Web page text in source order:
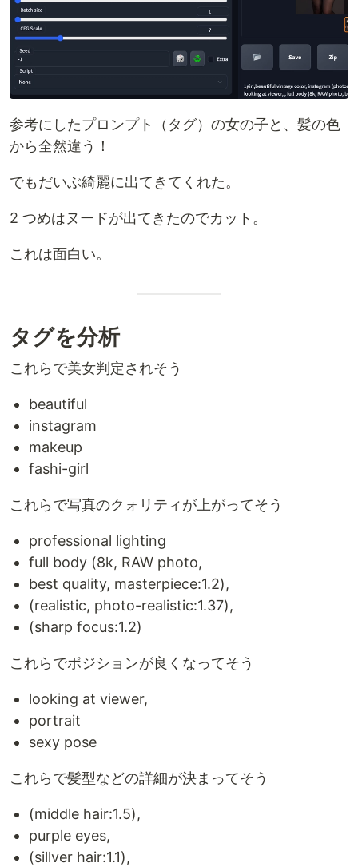
参考にしたプロンプト（タグ）の女の子と、髪の色
から全然違う！
でもだいぶ綺麗に出てきてくれた。
2 つめはヌードが出てきたのでカット。
これは面白い。
タグを分析
これらで美女判定されそう
beautiful
instagram
makeup
fashi-girl
これらで写真のクォリティが上がってそう
professional lighting
full body (8k, RAW photo,
best quality, masterpiece:1.2),
(realistic, photo-realistic:1.37),
(sharp focus:1.2)
これらでポジションが良くなってそう
looking at viewer,
portrait
sexy pose
これらで髪型などの詳細が決まってそう
(middle hair:1.5),
purple eyes,
(sillver hair:1.1),